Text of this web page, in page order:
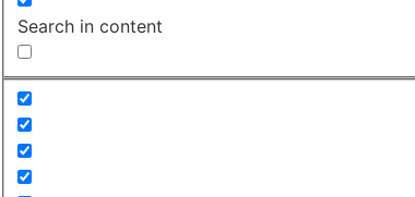
Search in content